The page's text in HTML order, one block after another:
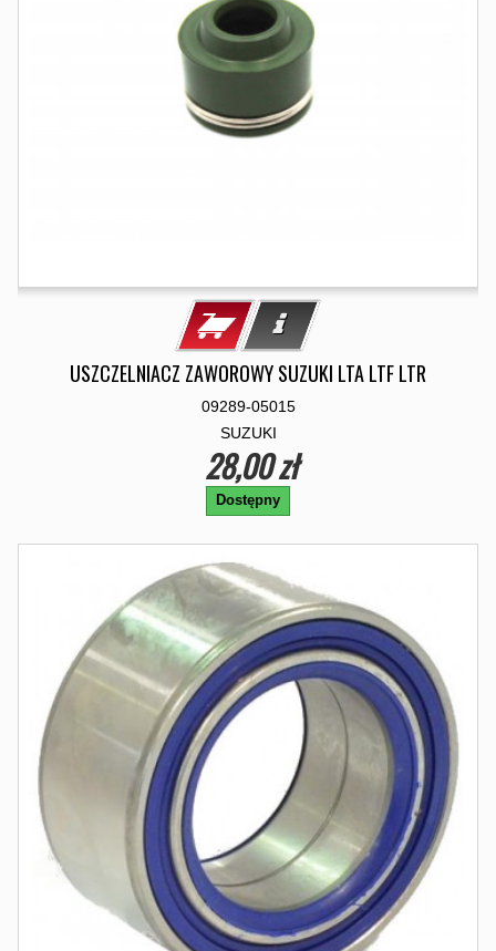
USZCZELNIACZ ZAWOROWY SUZUKI LTA LTF LTR
09289-05015
SUZUKI
28,00 zł
Dostępny